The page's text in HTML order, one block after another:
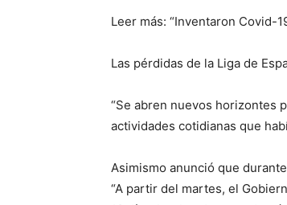
Leer más: “Inventaron Covid-
Las pérdidas de la Liga de
“Se abren nuevos horizontes
actividades cotidianas que
Asimismo anunció que
“A partir del martes, el